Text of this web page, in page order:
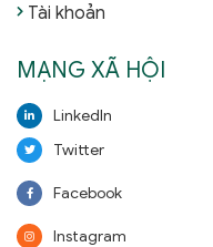
Tài khoản
MẠNG XÃ HỘI
LinkedIn
Twitter
Facebook
Instagram